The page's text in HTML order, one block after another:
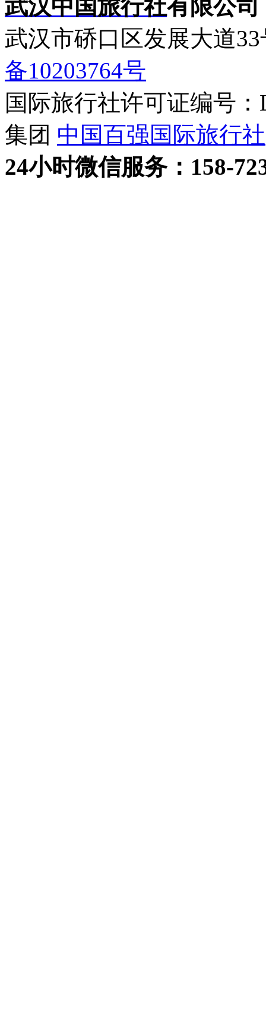
武汉中国旅行社有限公司
武汉市硚口区发展大道
备10203764号
国际旅行社许可证编号
集团 中国百强国际旅行社
24小时微信服务：158-